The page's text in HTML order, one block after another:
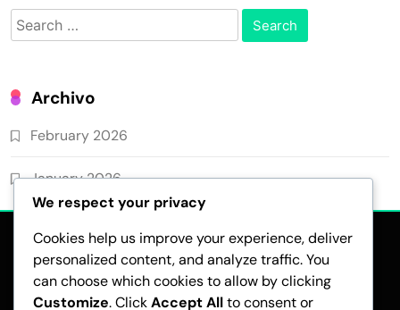
Search
for:
Archivo
February 2026
January 2026
We respect your privacy
Cookies help us improve your experience, deliver
personalized content, and analyze traffic. You
can choose which cookies to allow by clicking
Customize. ClickAccept Allto consent or